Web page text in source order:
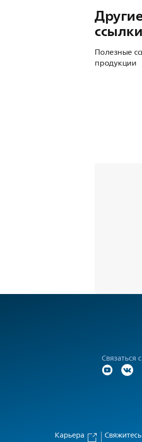
ссылки
Полезные
продукции
Связаться
Карьера